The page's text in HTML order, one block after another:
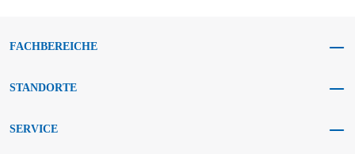
FACHBEREICHE
STANDORTE
SERVICE